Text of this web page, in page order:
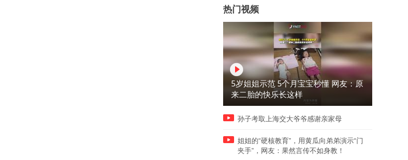
热门视频
5岁姐姐示范 5个月宝宝秒懂 网友：原
来二胎的快乐长这样
孙子考取上海交大爷爷感谢亲家母
姐姐的“硬核教育”，用黄瓜向弟弟演示“门
夹手”，网友：果然言传不如身教！